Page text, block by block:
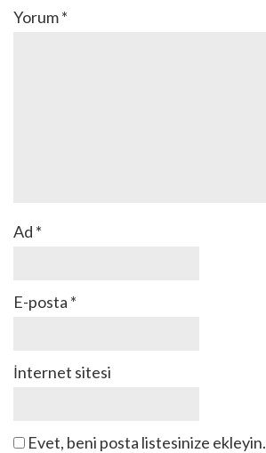
Yorum*
Ad *
E-posta *
İnternet sitesi
Evet, beni posta listesinize ekleyin.